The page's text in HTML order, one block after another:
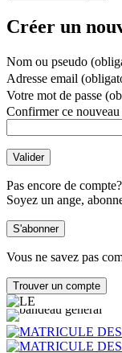
Créer un
Nom ou pseudo
Adresse email
Votre mot de passe
Confirmer ce nouveau
Pas encore de compte?
Soyez un ange,
Vous ne savez pas